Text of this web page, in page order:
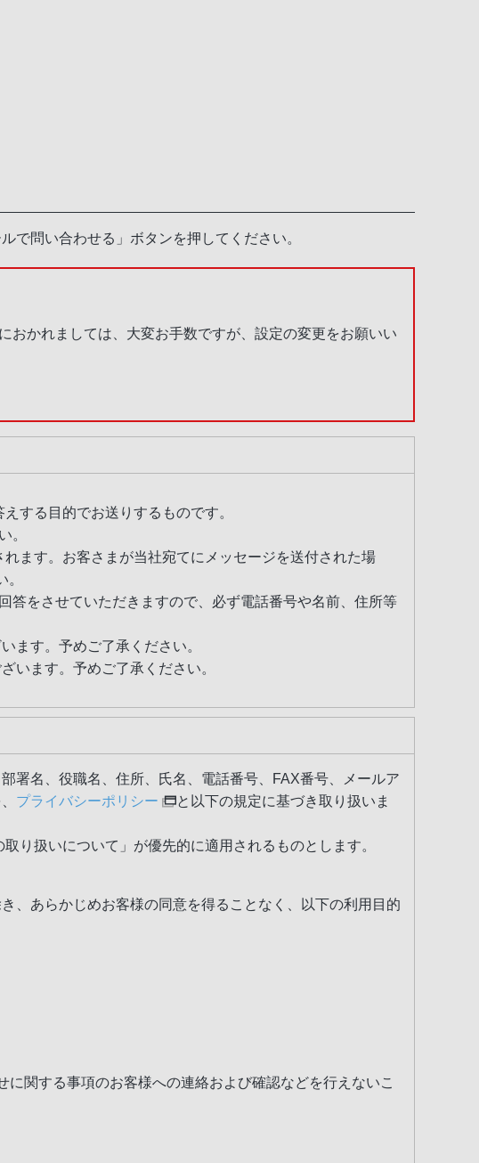
で問い合わせる」ボタンを押してください。
おかれましては、大変お手数ですが、設定の変更をお願いい
する目的でお送りするものです。
。
れます。お客さまが当社宛てにメッセージを送付された場
。
答をさせていただきますので、必ず電話番号や名前、住所等
ます。予めご了承ください。
います。予めご了承ください。
署名、役職名、住所、氏名、電話番号、FAX番号、メールア
プライバシーポリシー
と以下の規定に基づき取り扱いま
り扱いについて」が優先的に適用されるものとします。
、あらかじめお客様の同意を得ることなく、以下の利用目的
関する事項のお客様への連絡および確認などを行えないこ